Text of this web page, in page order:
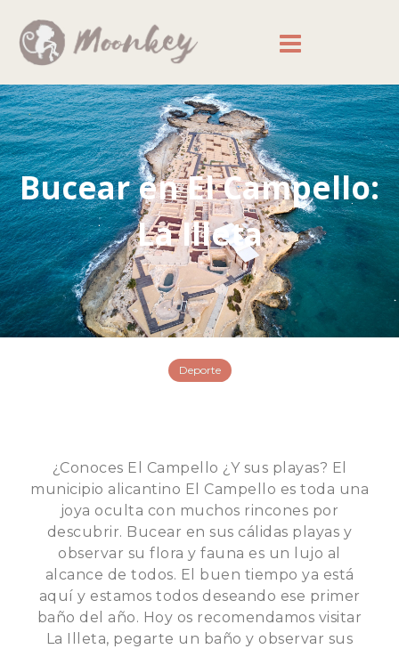
Bucear en El Campello:
La Illeta
Deporte
¿Conoces El Campello ¿Y sus playas? El
municipio alicantino El Campello es toda una
joya oculta con muchos rincones por
descubrir. Bucear en sus cálidas playas y
observar su flora y fauna es un lujo al
alcance de todos. El buen tiempo ya está
aquí y estamos todos deseando ese primer
baño del año. Hoy os recomendamos visitar
La Illeta, pegarte un baño y observar sus